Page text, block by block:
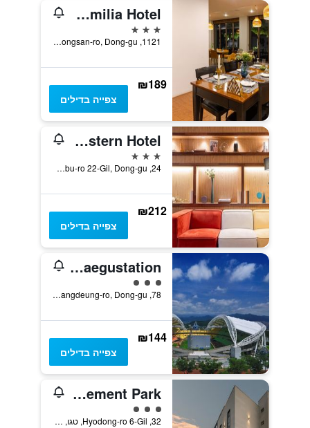
Daegu Palgong Emilia Hotel
3 כוכבים
1121, Palgongsan-ro, Dong-gu, טגו, דרום קוריאה
₪189
צפייה בדילים
Dongdaegu Station Eastern Hotel
3 כוכבים
24, Dongbu-ro 22-Gil, Dong-gu, טגו, דרום קוריאה
₪212
צפייה בדילים
Daegu February Hotel Dongdaegustation
3 דירוג מחלקת נוסעים
78, Jangdeung-ro, Dong-gu, טגו, דרום קוריאה
₪144
צפייה בדילים
Brown-Dot Hotel Dongchon Amusement Park
3 דירוג מחלקת נוסעים
32, Hyodong-ro 6-Gil, טגו, דרום קוריאה